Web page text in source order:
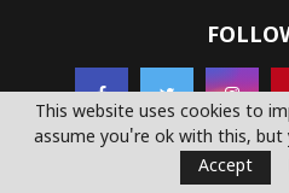
© 2022 - Manicheppu.com All Right
This website uses cookies to
assume you're ok with this,
Accept